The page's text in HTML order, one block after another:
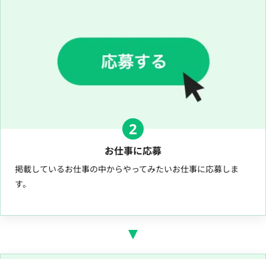
2
お仕事に応募
掲載しているお仕事の中からやってみたいお仕事に応募しま
す。